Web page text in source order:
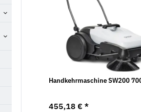
Handkehrmaschine SW200
455,18 €*